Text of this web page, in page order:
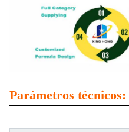
Parámetros técnicos: